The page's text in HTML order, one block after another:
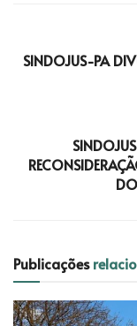
SINDOJUS-PA
Publicações